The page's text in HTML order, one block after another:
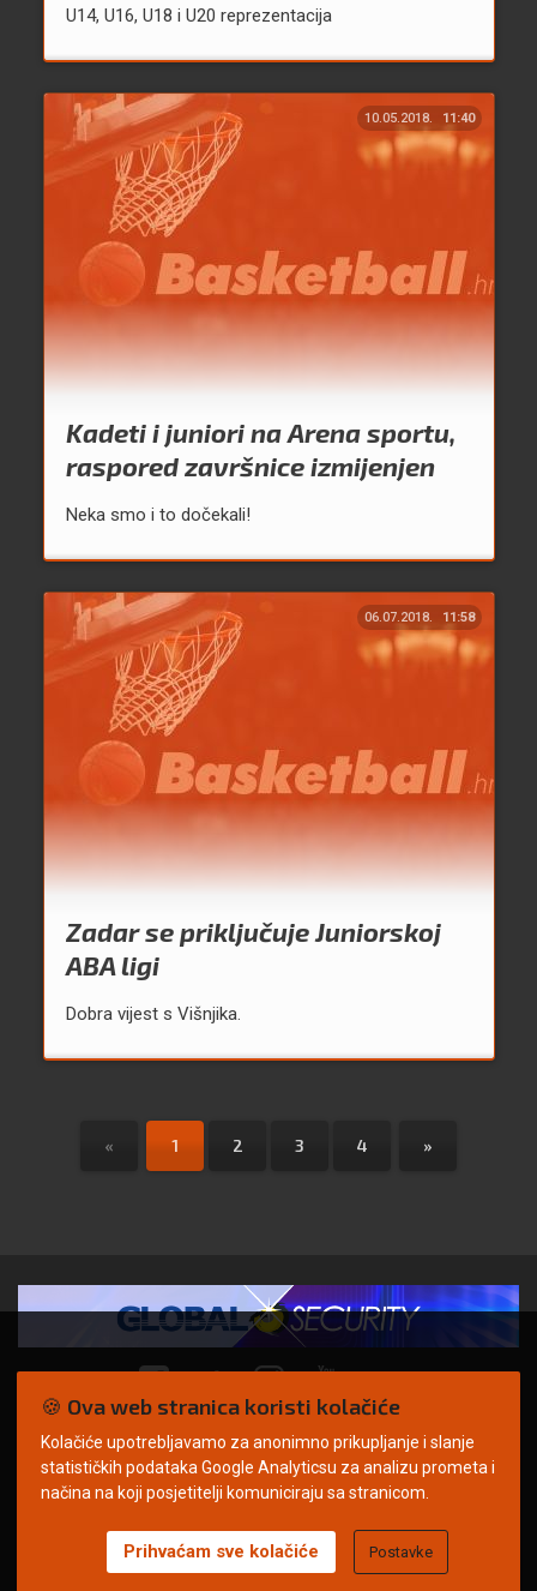
U14, U16, U18 i U20 reprezentacija
10.05.2018. 11:40
Kadeti i juniori na Arena sportu,
raspored završnice izmijenjen
Neka smo i to dočekali!
06.07.2018. 11:58
Zadar se priključuje Juniorskoj
ABA ligi
Dobra vijest s Višnjika.
« 1 2 3 4 »
© Copyright 2026. | ARILEO
Uvjeti korištenja Politika privatnosti
Impressum
🍪 Ova web stranica koristi kolačiće
Kolačiće upotrebljavamo za anonimno prikupljanje i slanje
statističkih podataka Google Analyticsu za analizu prometa i
načina na koji posjetitelji komuniciraju sa stranicom.
Prihvaćam sve kolačiće Postavke